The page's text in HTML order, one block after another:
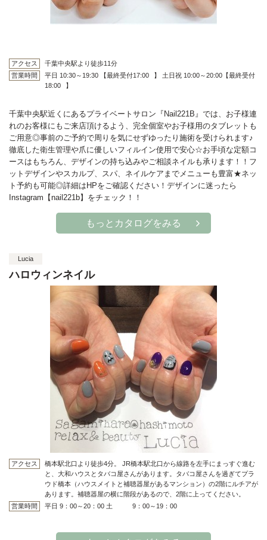
アクセス
千葉中央駅より徒歩11分
営業時間
平日 10:30～19:30 【最終受付17:00⠀】 土日祝 10:00～20:00【最終受付
18:00⠀】
千葉中央駅近くにあるプライベートサロン『Nail221B』では、お子様連
れのお客様にもご来店頂けるよう、完全個室やお子様用のタブレットも
ご用意◎事前のご予約で周りを気にせずゆったり施術を受けられます♪
徹底した衛生管理や爪に優しいフィルイン使用で安心☆お手頃な定額コ
ースはもちろん、デザインの持ち込みやご相談ネイルも承ります！！フ
ットデザインやスカルプ、スパ、ネイルケアまでメニューも豊富★ネッ
ト予約も可能◎詳細はHPをご確認ください！デザインに迷ったら
Instagram【nail221b】をチェック！！
もっとカタログをみる
Lucia
ハロウィンネイル
アクセス
橋本駅北口より徒歩4分。 JR橋本駅北口から線路を左手にまっすぐ進む
と、大和ハウスとタバコ屋さんがあります。タバコ屋さんを過ぎてプラ
ウド橋本（ハウスメイトと補聴器屋があるマンション）の2階にルチアが
あります。補聴器屋の横に階段があるので、2階に上ってください。
営業時間
平日 9：00～20：00 土 9：00～19：00